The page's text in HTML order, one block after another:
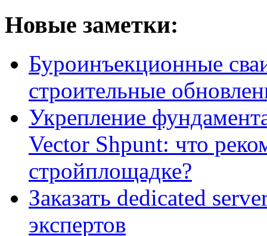
Новые заметки:
Буроинъекционные
строительные
Укрепление
Vector Shpunt: что
стройплощадке?
Заказать dedicated
экспертов